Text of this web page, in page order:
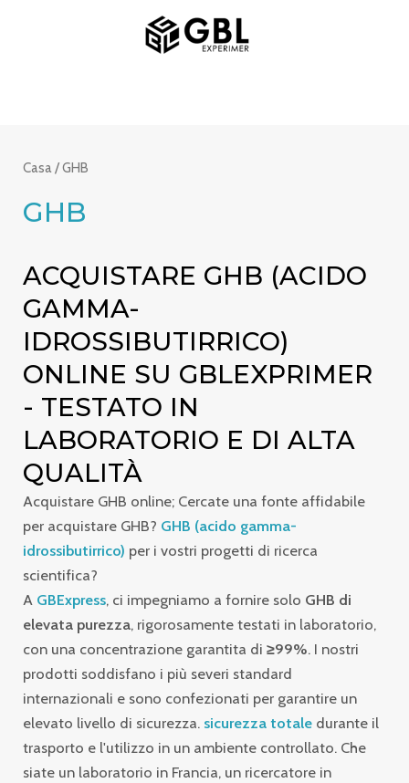
MENU
PRINCIPALE
Casa/ GHB
GHB
ACQUISTARE GHB (ACIDO
GAMMA-
IDROSSIBUTIRRICO)
ONLINE SU GBLEXPRIMER
- TESTATO IN
LABORATORIO E DI ALTA
QUALITÀ
Acquistare GHB online; Cercate una fonte affidabile
per acquistare GHB? GHB (acido gamma-
idrossibutirrico) per i vostri progetti di ricerca
scientifica?
A GBExpress, ci impegniamo a fornire solo GHB di
elevata purezza, rigorosamente testati in laboratorio,
con una concentrazione garantita di≥99%. I nostri
prodotti soddisfano i più severi standard
internazionali e sono confezionati per garantire un
elevato livello di sicurezza. sicurezza totale durante il
trasporto e l'utilizzo in un ambiente controllato. Che
siate un laboratorio in Francia, un ricercatore in